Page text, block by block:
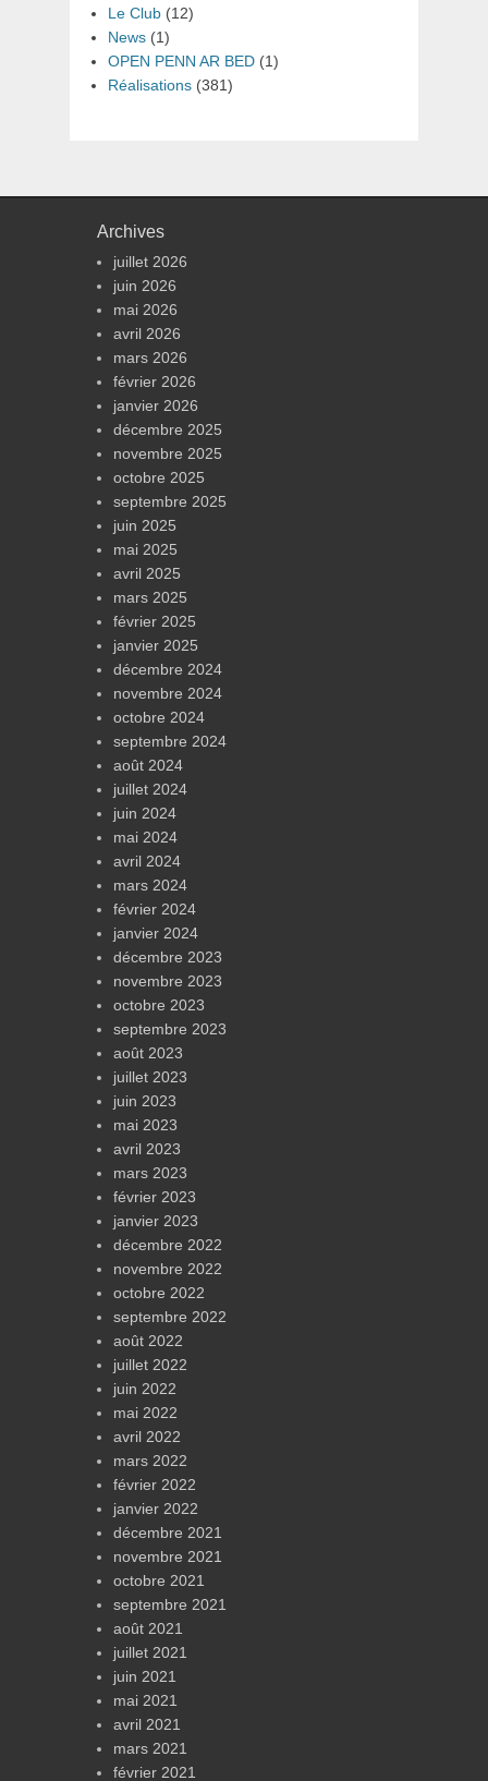
Le Club (12)
News (1)
OPEN PENN AR BED (1)
Réalisations (381)
Archives
juillet 2026
juin 2026
mai 2026
avril 2026
mars 2026
février 2026
janvier 2026
décembre 2025
novembre 2025
octobre 2025
septembre 2025
juin 2025
mai 2025
avril 2025
mars 2025
février 2025
janvier 2025
décembre 2024
novembre 2024
octobre 2024
septembre 2024
août 2024
juillet 2024
juin 2024
mai 2024
avril 2024
mars 2024
février 2024
janvier 2024
décembre 2023
novembre 2023
octobre 2023
septembre 2023
août 2023
juillet 2023
juin 2023
mai 2023
avril 2023
mars 2023
février 2023
janvier 2023
décembre 2022
novembre 2022
octobre 2022
septembre 2022
août 2022
juillet 2022
juin 2022
mai 2022
avril 2022
mars 2022
février 2022
janvier 2022
décembre 2021
novembre 2021
octobre 2021
septembre 2021
août 2021
juillet 2021
juin 2021
mai 2021
avril 2021
mars 2021
février 2021